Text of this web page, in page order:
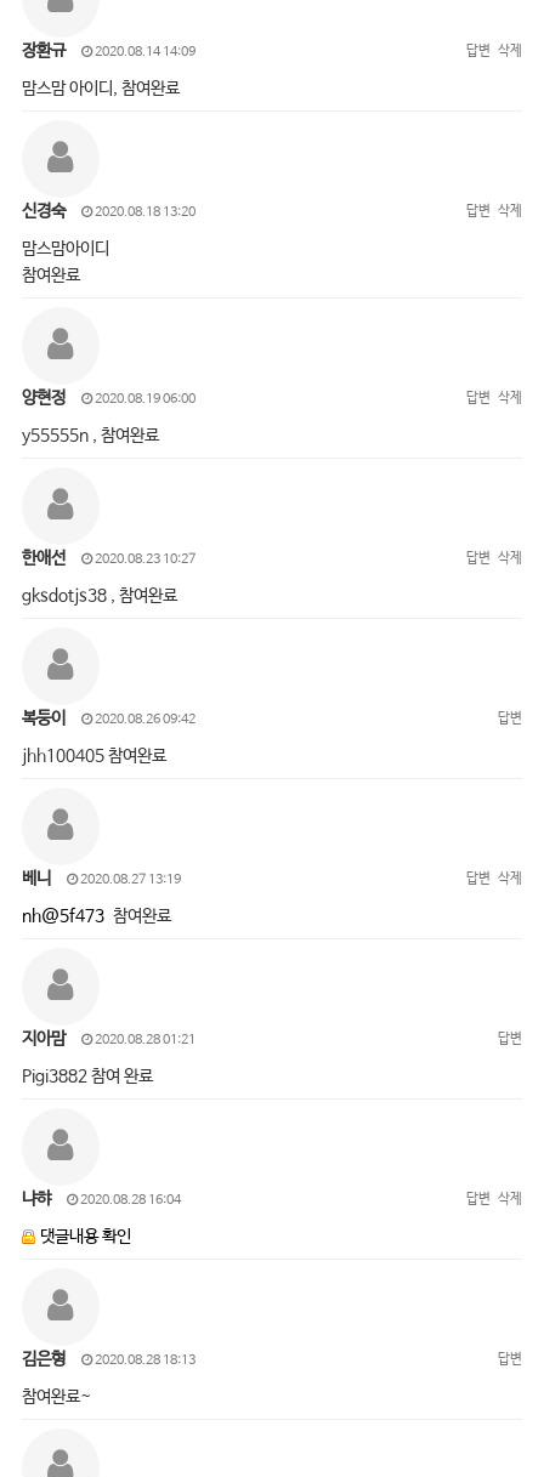
장환규 2020.08.14 14:09 답변 삭제
맘스맘 아이디, 참여완료
신경숙 2020.08.18 13:20 답변 삭제
맘스맘아이디
참여완료
양현정 2020.08.19 06:00 답변 삭제
y55555n , 참여완료
한애선 2020.08.23 10:27 답변 삭제
gksdotjs38 , 참여완료
복둥이 2020.08.26 09:42 답변
jhh100405 참여완료
베니 2020.08.27 13:19 답변 삭제
nh@5f473참여완료
지아맘 2020.08.28 01:21 답변
Pigi3882 참여 완료
냐햐 2020.08.28 16:04 답변 삭제
댓글내용 확인
김은형 2020.08.28 18:13 답변
참여완료~